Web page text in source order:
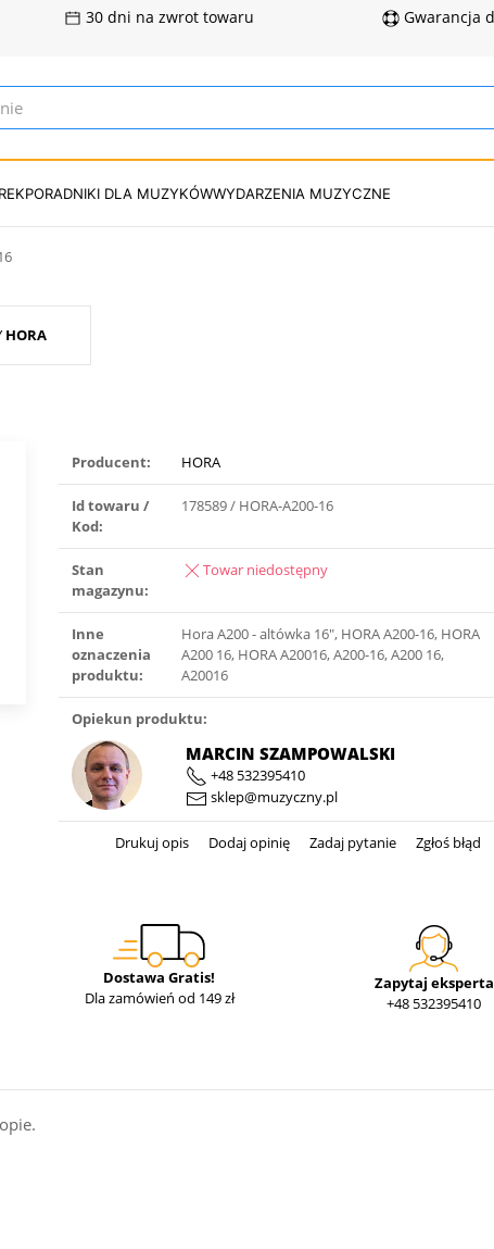
30 dni na zwrot towaru Gwarancja
PORADNIKI DLA MUZYKÓWWYDARZENIA MUZYCZNE
HORA
Producent: HORA
Id towaru /
Kod:
178589 / HORA-A200-16
Stan
magazynu:
Towar niedostępny
Inne
oznaczenia
produktu:
Hora A200 - altówka 16″, HORA A200-16, HORA
A200 16, HORA A20016, A200-16, A200 16,
A20016
Opiekun produktu:
MARCIN SZAMPOWALSKI
+48 532395410
sklep@muzyczny.pl
Drukuj opis Dodaj opinię Zadaj pytanie Zgłoś błąd
Dostawa Gratis!
Dla zamówień od 149 zł
Zapytaj eksperta
+48 532395410